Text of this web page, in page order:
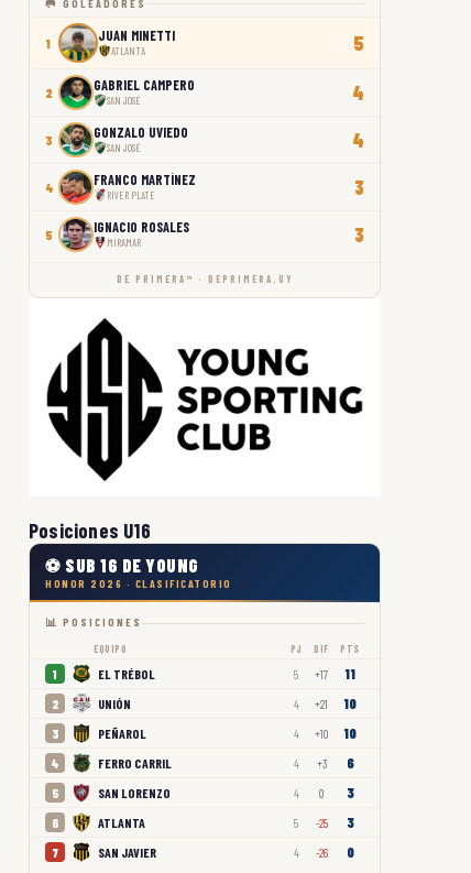
🥅 GOLEADORES
1 JUAN MINETTI
ATLANTA 5
2 GABRIEL CAMPERO
SAN JOSÉ 4
3 GONZALO UVIEDO
SAN JOSÉ 4
4 FRANCO MARTÍNEZ
RIVER PLATE 3
5 IGNACIO ROSALES
MIRAMAR 3
DE PRIMERA™ · DEPRIMERA.UY
Posiciones U16
⚽ SUB 16 DE YOUNG
HONOR 2026 · CLASIFICATORIO
📊 POSICIONES
EQUIPO PJ DIF PTS
1 EL TRÉBOL 5 +17 11
2 UNIÓN 4 +21 10
3 PEÑAROL 4 +10 10
4 FERRO CARRIL 4 +3 6
5 SAN LORENZO 4 0 3
6 ATLANTA 5 -25 3
7 SAN JAVIER 4 -26 0